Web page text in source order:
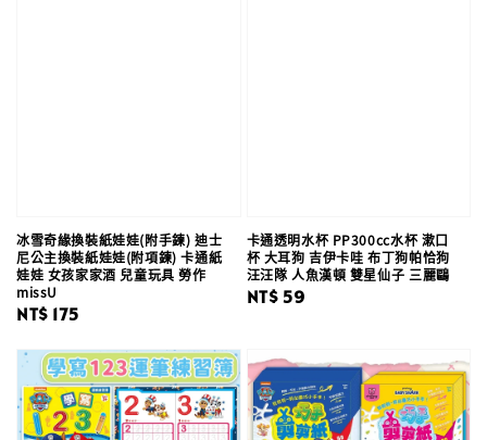
冰雪奇緣換裝紙娃娃(附手鍊) 迪士
尼公主換裝紙娃娃(附項鍊) 卡通紙
娃娃 女孩家家酒 兒童玩具 勞作
missU
Regular
NT$ 175
卡通透明水杯 PP300cc水杯 漱口
杯 大耳狗 吉伊卡哇 布丁狗帕恰狗
汪汪隊 人魚漢頓 雙星仙子 三麗鷗
Regular
NT$ 59